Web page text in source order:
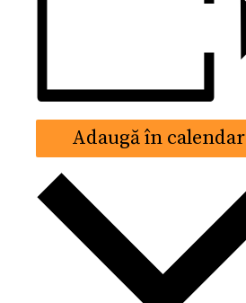
Adaugă în calendar